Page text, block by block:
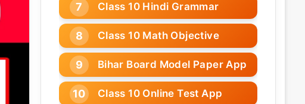
Class 10 Hindi Grammar
Class 10 Math Objective
Bihar Board Model Paper App
Class 10 Online Test App